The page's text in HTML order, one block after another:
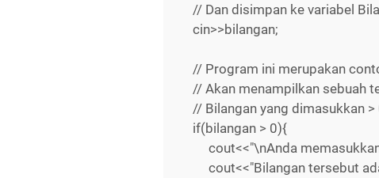
// Dan disimpan ke variabel
cin>>bilangan;
// Program ini merupakan
// Akan menampilkan sebuah
// Bilangan yang dimasukkan >
if(bilangan > 0){
cout<<"\nAnda memasukkan
cout<<"Bilangan tersebut